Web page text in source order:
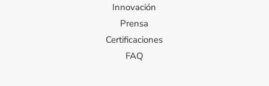
Innovación
Prensa
Certificaciones
FAQ